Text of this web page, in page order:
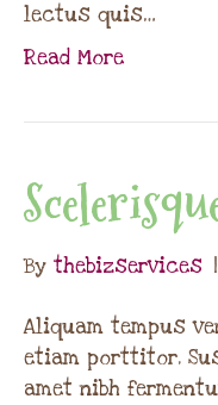
lectus quis…
Read More
By thebizservices |
Aliquam tempus
etiam porttitor.
amet nibh